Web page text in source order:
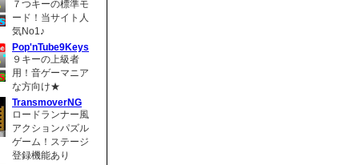
７つキーの標準モ
ード！当サイト人
気No1♪
Pop'nTube9Keys
９キーの上級者
用！音ゲーマニア
な方向け★
TransmoverNG
ロードランナー風
アクションパズル
ゲーム！ステージ
登録機能あり